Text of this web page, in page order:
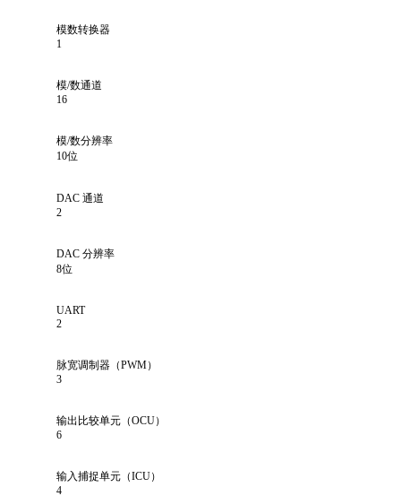
模数转换器
1
模/数通道
16
模/数分辨率
10位
DAC 通道
2
DAC 分辨率
8位
UART
2
脉宽调制器（PWM）
3
输出比较单元（OCU）
6
输入捕捉单元（ICU）
4